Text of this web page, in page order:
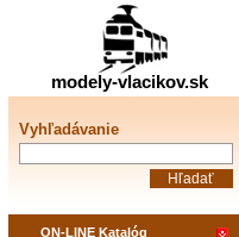
modely-vlacikov.sk
Vyhľadávanie
ON-LINE Katalóg